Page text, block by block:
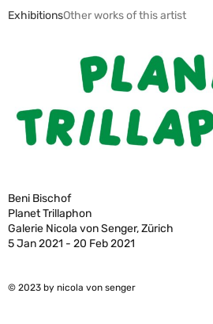
ExhibitionsOther works of this artist
Beni Bischof
Planet Trillaphon
Galerie Nicola von Senger, Zürich
5 Jan 2021 - 20 Feb 2021
© 2023 by nicola von senger